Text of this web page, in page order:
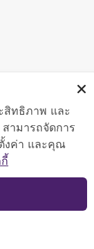
คลัง
TOP
สิทธิภาพ และ
ามารถจัดการ
งค่า และคุณ